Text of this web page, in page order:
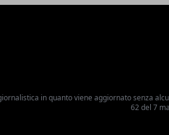
in quanto viene aggiornato senza
62 del 7